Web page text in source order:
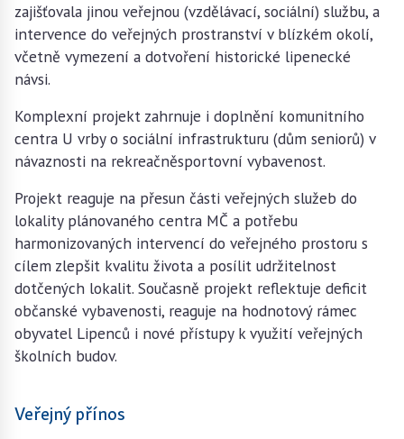
zajišťovala jinou veřejnou (vzdělávací, sociální) službu, a
intervence do veřejných prostranství v blízkém okolí,
včetně vymezení a dotvoření historické lipenecké
návsi.
Komplexní projekt zahrnuje i doplnění komunitního
centra U vrby o sociální infrastrukturu (dům seniorů) v
návaznosti na rekreačněsportovní vybavenost.
Projekt reaguje na přesun části veřejných služeb do
lokality plánovaného centra MČ a potřebu
harmonizovaných intervencí do veřejného prostoru s
cílem zlepšit kvalitu života a posílit udržitelnost
dotčených lokalit. Současně projekt reflektuje deficit
občanské vybavenosti, reaguje na hodnotový rámec
obyvatel Lipenců i nové přístupy k využití veřejných
školních budov.
Veřejný přínos